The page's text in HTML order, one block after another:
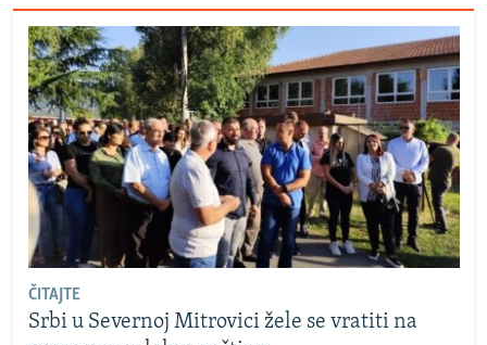
ČITAJTE
Srbi u Severnoj Mitrovici žele se vratiti na